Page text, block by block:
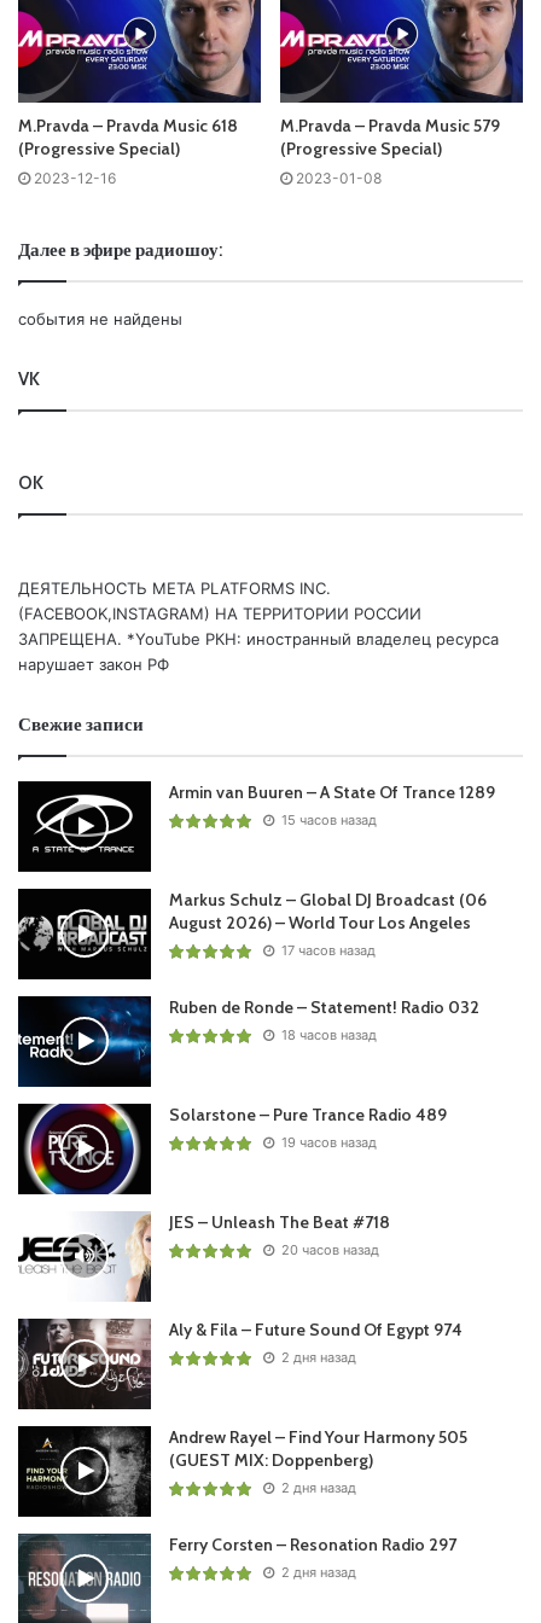
Слушай и добавляй плейлист VK:
Tracklist:
Ваша оценка:4.6 (1votes)
M.Pravda – Pravda Music 618
(Progressive Special)
2023-12-16
M.Pravda – Pravda Music 579
(Progressive Special)
2023-01-08
Далее в эфире радиошоу:
события не найдены
VK
OK
ДЕЯТЕЛЬНОСТЬ МЕТА PLATFORMS INC.
(FACEBOOK,INSTAGRAM) НА ТЕРРИТОРИИ РОССИИ
ЗАПРЕЩЕНА. *YouTube РКН: иностранный владелец ресурса
нарушает закон РФ
Свежие записи
Armin van Buuren – A State Of Trance 1289
15 часов назад
Markus Schulz – Global DJ Broadcast (06
August 2026) – World Tour Los Angeles
17 часов назад
Ruben de Ronde – Statement! Radio 032
18 часов назад
Solarstone – Pure Trance Radio 489
19 часов назад
JES – Unleash The Beat #718
20 часов назад
Aly & Fila – Future Sound Of Egypt 974
2 дня назад
Andrew Rayel – Find Your Harmony 505
(GUEST MIX: Doppenberg)
2 дня назад
Ferry Corsten – Resonation Radio 297
2 дня назад